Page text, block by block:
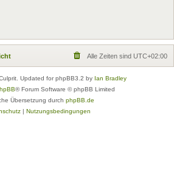
Alle Zeiten sind UTC+02:00
Updated for phpBB3.2 by Ian Bradley
® Forum Software © phpBB Limited
Übersetzung durch phpBB.de
| Nutzungsbedingungen